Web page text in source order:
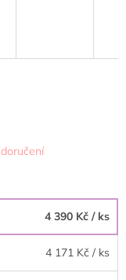
4 390 Kč / ks
4 171 Kč / ks